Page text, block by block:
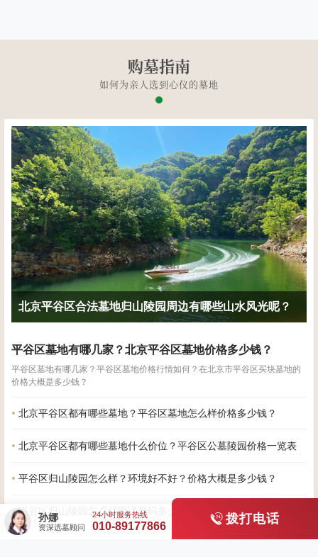
购墓指南
如何为亲人选到心仪的墓地
北京平谷区合法墓地归山陵园周边有哪些山水风光呢？
平谷区墓地有哪几家？北京平谷区墓地价格多少钱？
平谷区墓地有哪几家？平谷区墓地价格行情如何？在北京市平谷区买块墓地的
价格大概是多少钱？
北京平谷区都有哪些墓地？平谷区墓地怎么样价格多少钱？
北京平谷区都有哪些墓地什么价位？平谷区公墓陵园价格一览表
平谷区归山陵园怎么样？环境好不好？价格大概是多少钱？
平谷区归山陵园怎么样电话号码多少？归山陵园墓地价格贵吗？
孙娜
资深选墓顾问 010-89177866
拨打电话